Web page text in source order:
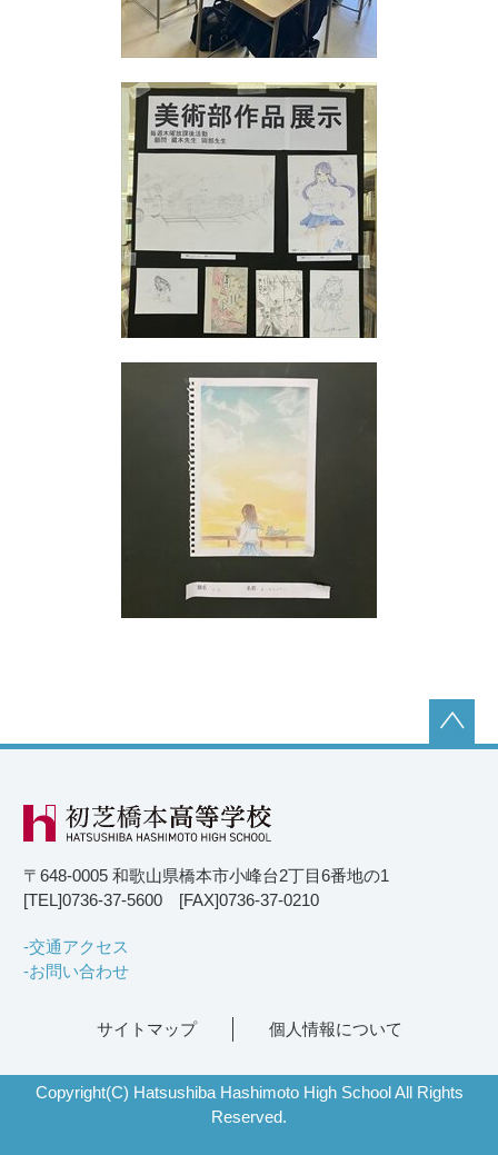
〒648-0005 和歌山県橋本市小峰台2丁目6番地の1
[TEL]0736-37-5600 [FAX]0736-37-0210
交通アクセス
お問い合わせ
サイトマップ 個人情報について
Copyright(C) Hatsushiba Hashimoto High School All Rights
Reserved.